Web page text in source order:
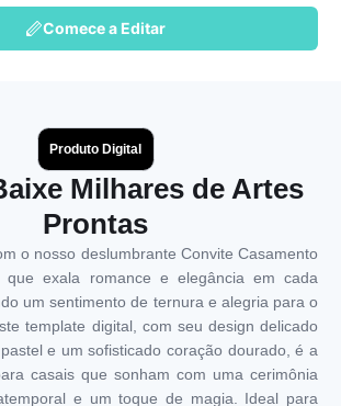
Comece a Editar
Produto Digital
Milhares de Artes
Prontas
o nosso deslumbrante Convite Casamento
que exala romance e elegância em cada
um sentimento de ternura e alegria para o
template digital, com seu design delicado
e um sofisticado coração dourado, é a
casais que sonham com uma cerimônia
e um toque de magia. Ideal para